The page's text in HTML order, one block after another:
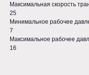
Максимальная скорость
25
Минимальное рабочее
7
Максимальное рабочее
16
Тракторы
Навесное оборудование
Запчасти